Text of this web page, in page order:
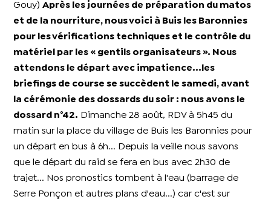
Gouy)Après les journées de préparation du matos
et de la nourriture, nous voici à Buis les Baronnies
pour les vérifications techniques et le contrôle du
matériel par les « gentils organisateurs ». Nous
attendons le départ avec impatience...les
briefings de course se succèdent le samedi, avant
la cérémonie des dossards du soir : nous avons le
dossard n°42.
Dimanche 28 août, RDV à 5h45 du
matin sur la place du village de Buis les Baronnies pour
un départ en bus à 6h... Depuis la veille nous savons
que le départ du raid se fera en bus avec 2h30 de
trajet... Nos pronostics tombent à l'eau (barrage de
Serre Ponçon et autres plans d'eau...) car c'est sur